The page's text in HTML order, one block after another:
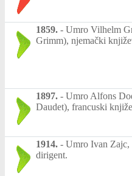
1859. - Umro Vilhelm
Grimm), njemački
1897. - Umro Alfons
Daudet), francuski
1914. - Umro Ivan Zajc,
dirigent.